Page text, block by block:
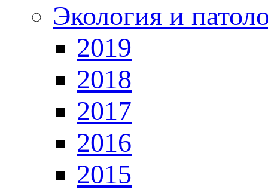
Экология и
2019
2018
2017
2016
2015